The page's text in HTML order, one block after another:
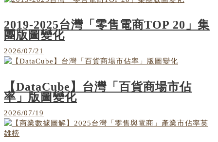
2019-2025台灣「零售電商TOP 20」集
團版圖變化
2026/07/21
【DataCube】台灣「百貨商場市佔
率」版圖變化
2026/07/19